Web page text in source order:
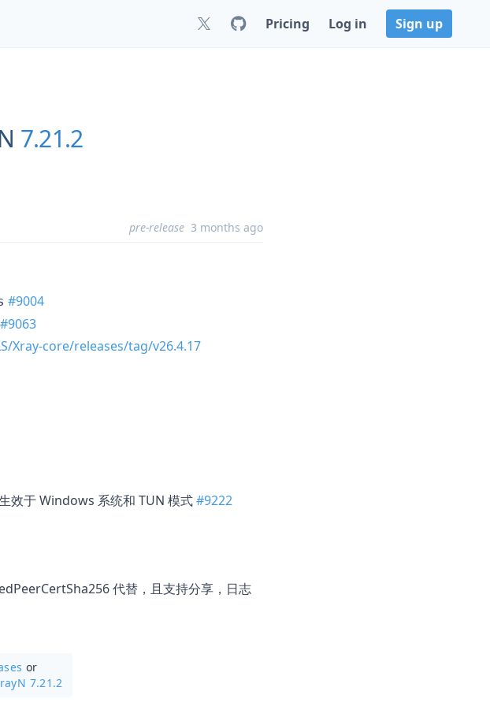
Pricing Log in Sign up
7.21.2
pre-release 3 months ago
#9004
#9063
Xray-core/releases/tag/v26.4.17
效于 Windows 系统和 TUN 模式#9222
代替，且支持分享，日志
or
7.21.2